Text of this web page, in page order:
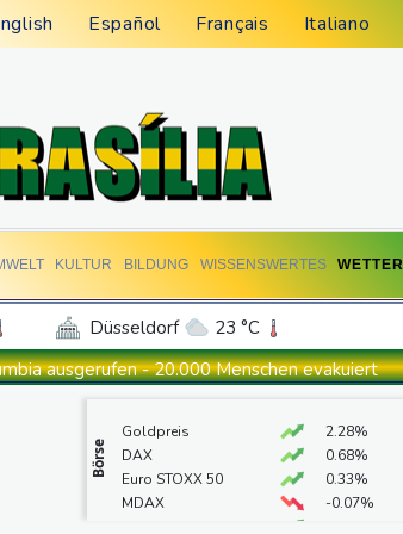
Español Français Italiano
KULTUR BILDUNG WISSENSWERTES WETTER
Düsseldorf
23 °C
25 °C Dortmund
24 °C
Bremen
Wien
24 °C
ausgerufen - 20.000 Menschen evakuiert
von Hormus
von Gewalt überschattet
mit
Börse
Goldpreis 2.28%
DAX
0.68%
Euro STOXX 50
0.33%
MDAX
-0.07%